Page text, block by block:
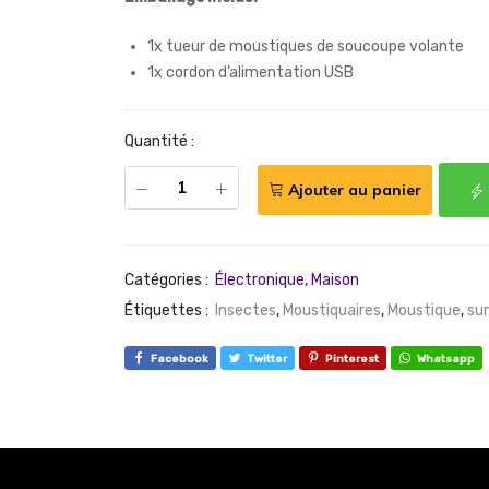
1x tueur de moustiques de soucoupe volante
1x cordon d’alimentation USB
Quantité :
Ajouter au panier
Catégories : Électronique, Maison
Étiquettes : Insectes, Moustiquaires, Moustique,
Facebook Twitter Pinterest Whatsapp